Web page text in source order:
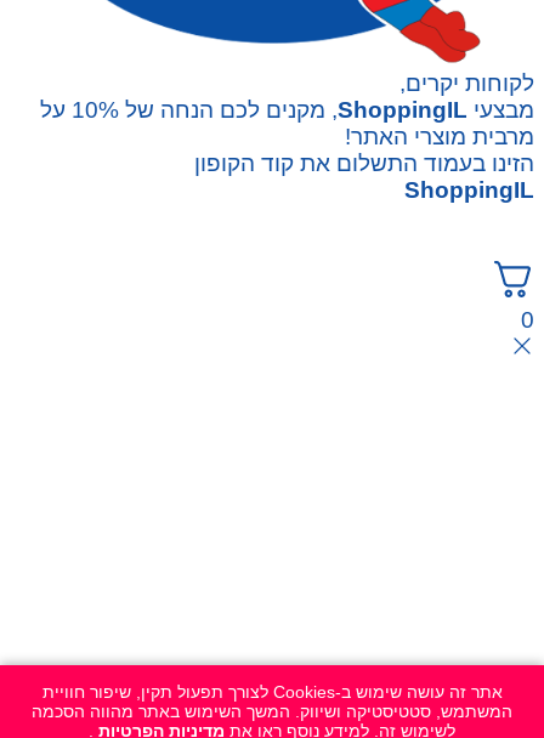
אתר זה עושה שימוש ב-Cookies לצורך תפעול תקין, שיפור חוויית
המשתמש, סטטיסטיקה ושיווק. המשך השימוש באתר מהווה הסכמה
לשימוש זה. למידע נוסף ראו את מדיניות הפרטיות
לקוחות יקרים,
מבצעי ShoppingIL
, מקנים לכם הנחה של 10% על
מרבית מוצרי האתר!
הזינו בעמוד התשלום את קוד הקופון
ShoppingIL
0